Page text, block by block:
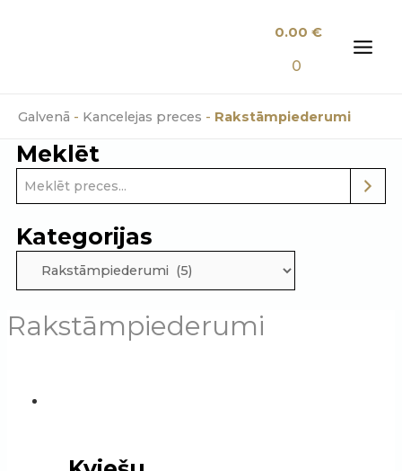
0.00€
0
Galvenā - Kancelejas preces - Rakstāmpiederumi
Meklēt
Kategorijas
Rakstāmpiederumi